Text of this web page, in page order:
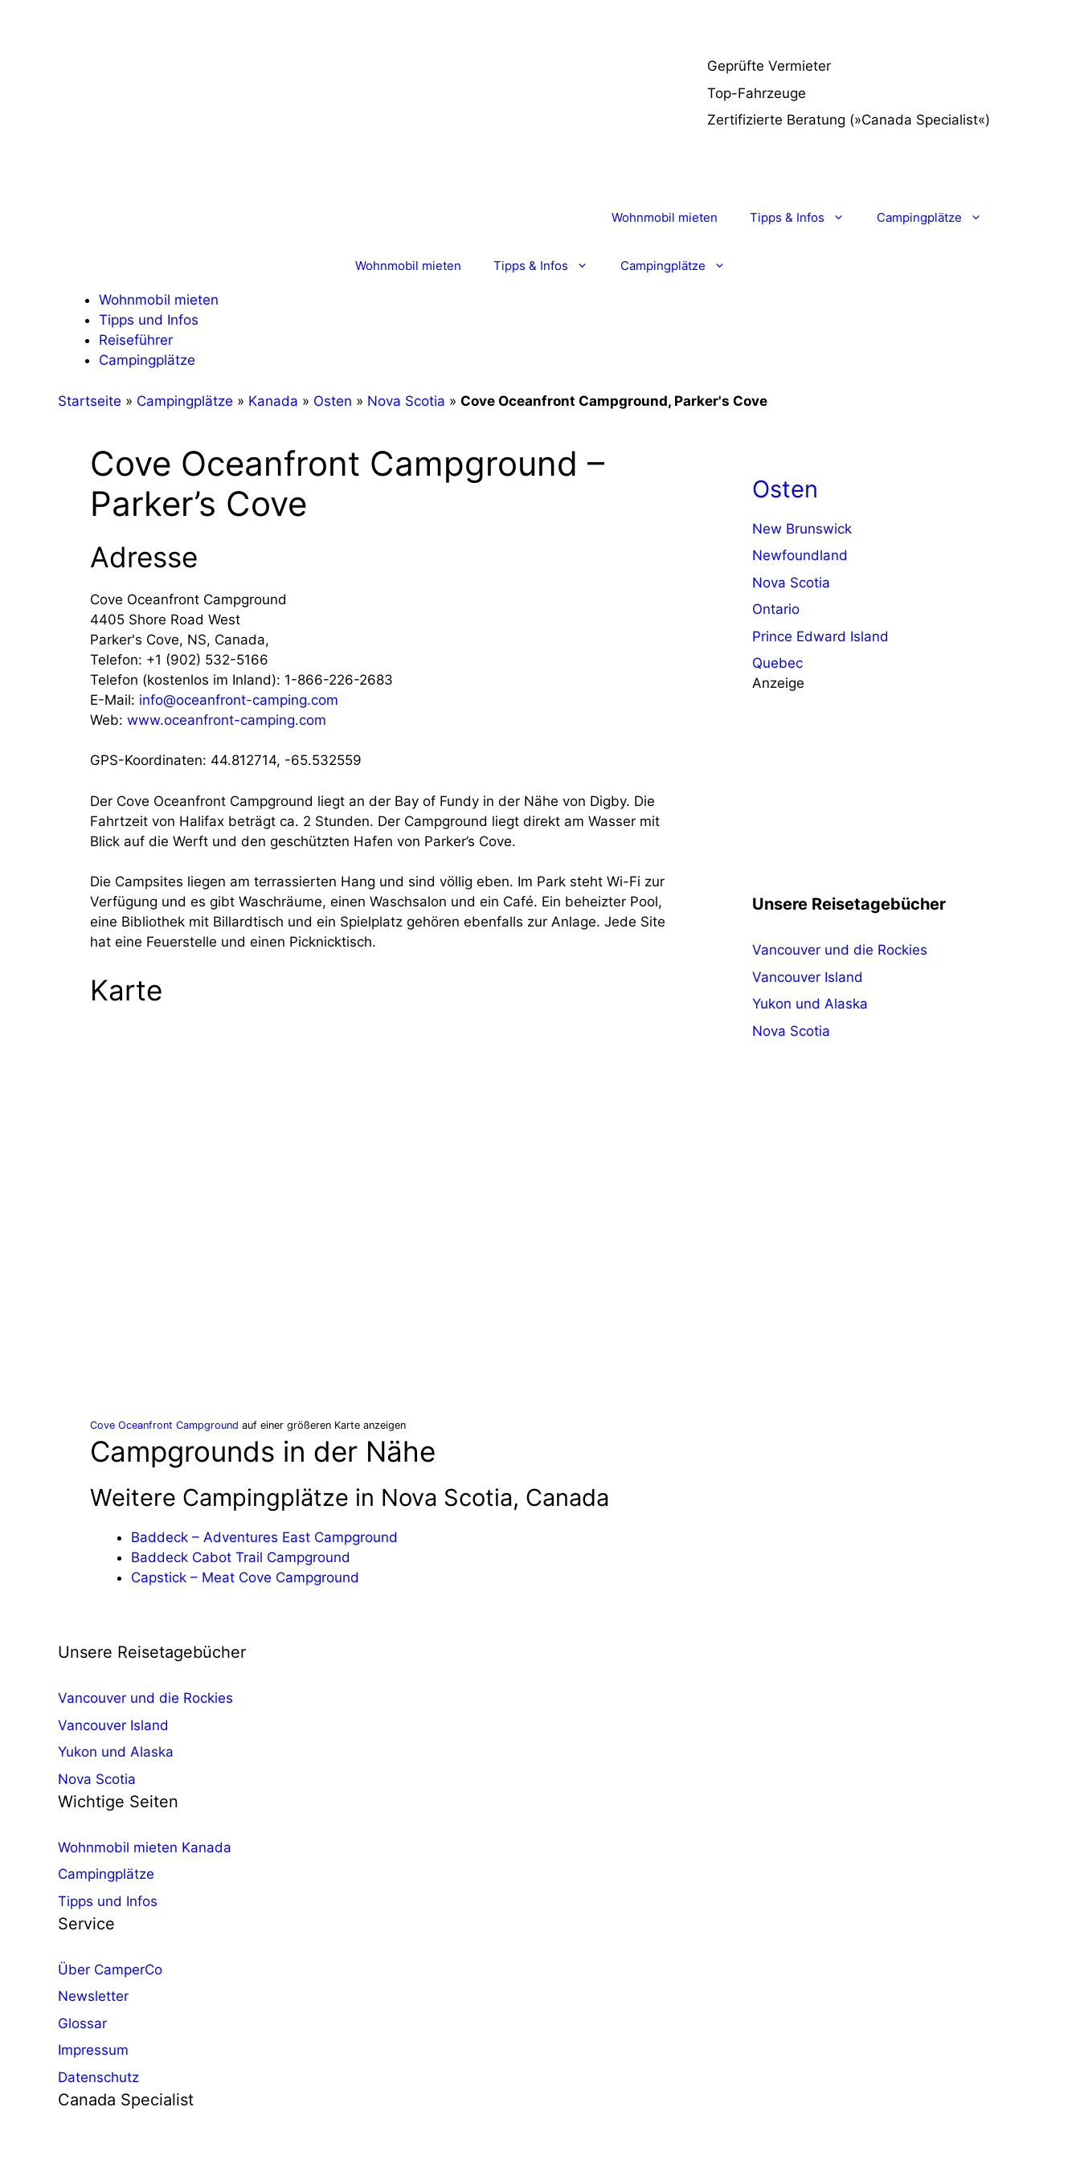
Geprüfte Vermieter
Top-Fahrzeuge
Zertifizierte Beratung (»Canada Specialist«)
Wohnmobil mieten Tipps & Infos Campingplätze
Wohnmobil mieten Tipps & Infos Campingplätze
Wohnmobil mieten
Tipps und Infos
Reiseführer
Campingplätze
Startseite » Campingplätze » Kanada » Osten » Nova Scotia » Cove Oceanfront Campground, Parker's Cove
Cove Oceanfront Campground –
Parker’s Cove
Adresse
Cove Oceanfront Campground
4405 Shore Road West
Parker's Cove, NS, Canada,
Telefon: +1 (902) 532-5166
Telefon (kostenlos im Inland): 1-866-226-2683
E-Mail: info@oceanfront-camping.com
Web: www.oceanfront-camping.com
GPS-Koordinaten: 44.812714, -65.532559
Der Cove Oceanfront Campground liegt an der Bay of Fundy in der Nähe von Digby. Die
Fahrtzeit von Halifax beträgt ca. 2 Stunden. Der Campground liegt direkt am Wasser mit
Blick auf die Werft und den geschützten Hafen von Parker’s Cove.
Die Campsites liegen am terrassierten Hang und sind völlig eben. Im Park steht Wi-Fi zur
Verfügung und es gibt Waschräume, einen Waschsalon und ein Café. Ein beheizter Pool,
eine Bibliothek mit Billardtisch und ein Spielplatz gehören ebenfalls zur Anlage. Jede Site
hat eine Feuerstelle und einen Picknicktisch.
Karte
Cove Oceanfront Campground auf einer größeren Karte anzeigen
Campgrounds in der Nähe
Weitere Campingplätze in Nova Scotia, Canada
Baddeck – Adventures East Campground
Baddeck Cabot Trail Campground
Capstick – Meat Cove Campground
Osten
New Brunswick
Newfoundland
Nova Scotia
Ontario
Prince Edward Island
Quebec
Anzeige
Unsere Reisetagebücher
Vancouver und die Rockies
Vancouver Island
Yukon und Alaska
Nova Scotia
Unsere Reisetagebücher
Vancouver und die Rockies
Vancouver Island
Yukon und Alaska
Nova Scotia
Wichtige Seiten
Wohnmobil mieten Kanada
Campingplätze
Tipps und Infos
Service
Über CamperCo
Newsletter
Glossar
Impressum
Datenschutz
Canada Specialist